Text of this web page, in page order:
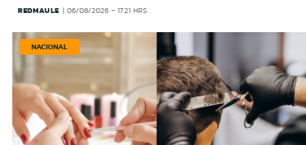
REDMAULE 06/08/2026 - 17:21 HRS
NACIONAL